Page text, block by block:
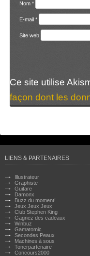
Nom *
E-mail *
Site web
Ce site utilise
façon dont les
LIENS & PARTENAIRES
Illustrateur
Graphiste
Guitare
Damonx
Buzz du moment!
Jeux Jeux Jeux
Club Stephen King
Gagnez des cadeaux
Winbuz
Gamatomic
Secondes Peaux
Machines à sous
Tonerpartenaire
Concours2000